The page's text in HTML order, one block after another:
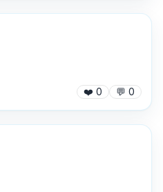
❤️ 0 💬 0